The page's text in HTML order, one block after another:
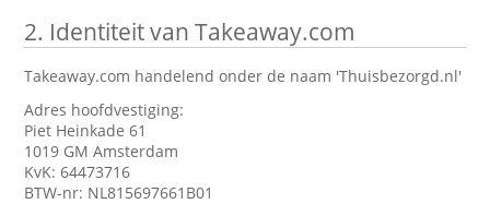
2. Identiteit van Takeaway.com
Takeaway.com handelend onder de naam 'Thuisbezorgd.nl'
Adres hoofdvestiging:
Piet Heinkade 61
1019 GM Amsterdam
KvK: 64473716
BTW-nr: NL815697661B01